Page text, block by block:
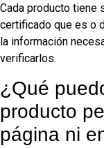
Cada producto tiene
certificado que es o
la información
verificarlos.
¿Qué
producto
página ni